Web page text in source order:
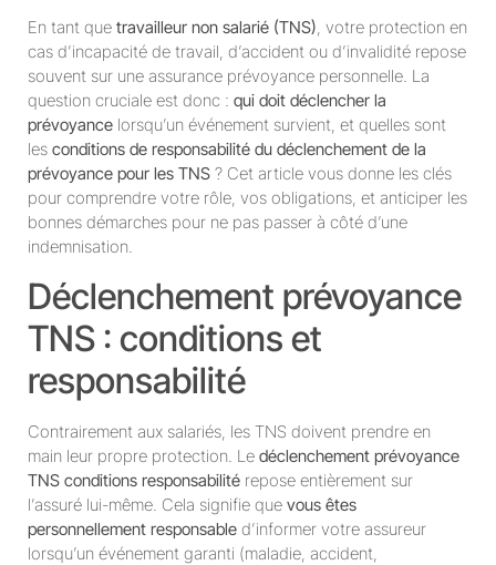
En tant que travailleur non salarié (TNS), votre protection en
cas d’incapacité de travail, d’accident ou d’invalidité repose
souvent sur une assurance prévoyance personnelle. La
question cruciale est donc : qui doit déclencher la
prévoyance lorsqu’un événement survient, et quelles sont
les conditions de responsabilité du déclenchement de la
prévoyance pour les TNS ? Cet article vous donne les clés
pour comprendre votre rôle, vos obligations, et anticiper les
bonnes démarches pour ne pas passer à côté d’une
indemnisation.
Déclenchement prévoyance
TNS : conditions et
responsabilité
Contrairement aux salariés, les TNS doivent prendre en
main leur propre protection. Le déclenchement prévoyance
TNS conditions responsabilité repose entièrement sur
l’assuré lui-même. Cela signifie que vous êtes
personnellement responsable d’informer votre assureur
lorsqu’un événement garanti (maladie, accident,